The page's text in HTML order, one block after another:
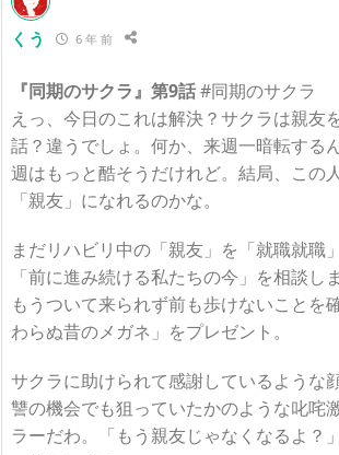
くう 6 年 前
『同期のサクラ』第9話#同期のサクラ
えっ、今日のこれは解決？サクラは親友
話？違うでしょ。何か、来週一暗転する
週はもっと酷そうだけれど。結局、この
「親友」になれるのかな。
まだリハビリ中の「親友」を「就職就職
「前に進み続ける私たちの今」を相談し
もうついて来られず前も歩けないことを
わらぬ昔のメガネ」をプレゼント。
サクラに助けられて感謝しているような
讐の機会でも狙っていたかのような叱咤
ラーだわ。「もう親友じゃなくなるよ？